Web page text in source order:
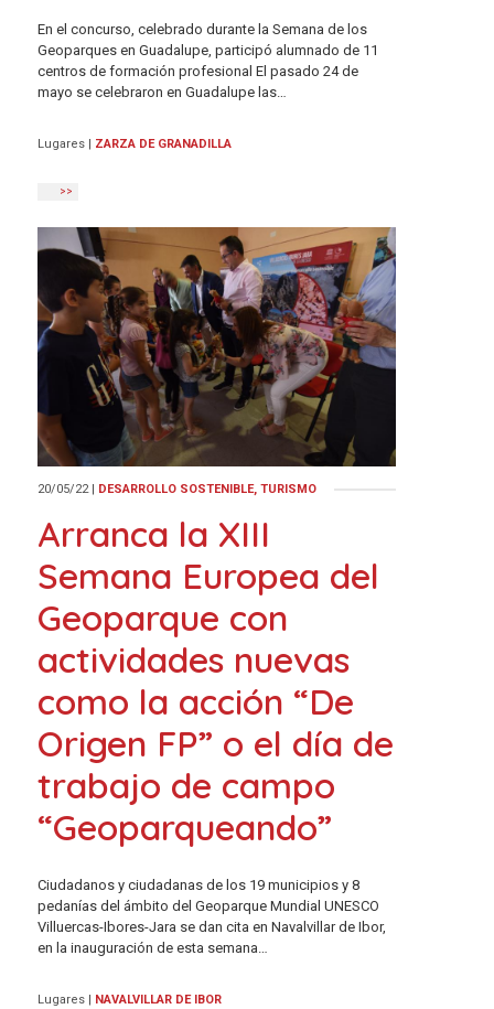
En el concurso, celebrado durante la Semana de los
Geoparques en Guadalupe, participó alumnado de 11
centros de formación profesional El pasado 24 de
mayo se celebraron en Guadalupe las…
Lugares ZARZA DE GRANADILLA
>>
20/05/22 | DESARROLLO SOSTENIBLE, TURISMO
Arranca la XIII
Semana Europea del
Geoparque con
actividades nuevas
como la acción “De
Origen FP” o el día de
trabajo de campo
“Geoparqueando”
Ciudadanos y ciudadanas de los 19 municipios y 8
pedanías del ámbito del Geoparque Mundial UNESCO
Villuercas-Ibores-Jara se dan cita en Navalvillar de Ibor,
en la inauguración de esta semana…
Lugares NAVALVILLAR DE IBOR